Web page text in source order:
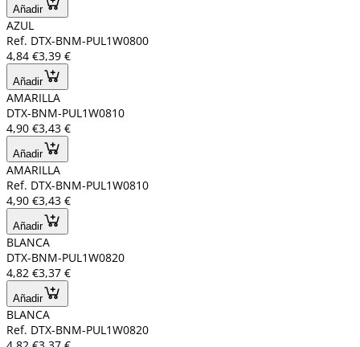
Añadir
AZUL
Ref. DTX-BNM-PUL1W0800
4,84 €3,39 €
Añadir
AMARILLA
DTX-BNM-PUL1W0810
4,90 €3,43 €
Añadir
AMARILLA
Ref. DTX-BNM-PUL1W0810
4,90 €3,43 €
Añadir
BLANCA
DTX-BNM-PUL1W0820
4,82 €3,37 €
Añadir
BLANCA
Ref. DTX-BNM-PUL1W0820